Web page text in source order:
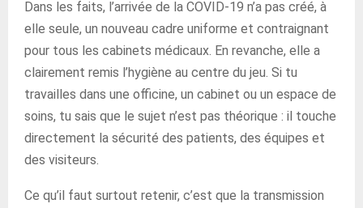
Dans les faits, l’arrivée de la COVID-19 n’a pas créé, à
elle seule, un nouveau cadre uniforme et contraignant
pour tous les cabinets médicaux. En revanche, elle a
clairement remis l’hygiène au centre du jeu. Si tu
travailles dans une officine, un cabinet ou un espace de
soins, tu sais que le sujet n’est pas théorique : il touche
directement la sécurité des patients, des équipes et
des visiteurs.
Ce qu’il faut surtout retenir, c’est que la transmission